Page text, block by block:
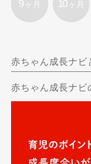
9 ヶ月 10 ヶ月
赤ちゃん成長ナビ
赤ちゃん成長ナビ